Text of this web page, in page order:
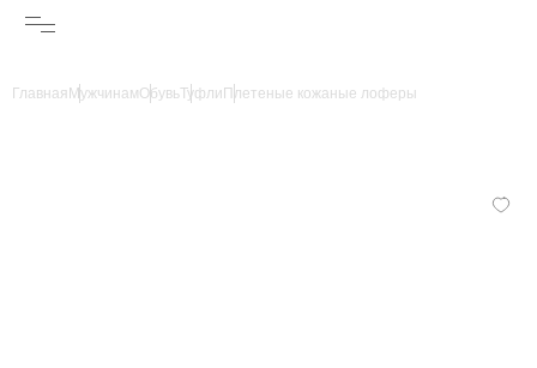
Главная МужчинамОбувьТуфли Плетеные кожаные лоферы